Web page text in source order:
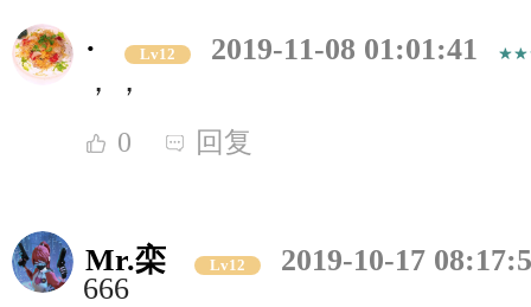
· Lv12
2019-11-08 01:01:41
，，
0 回复
Mr.栾 Lv12
2019-10-17
666